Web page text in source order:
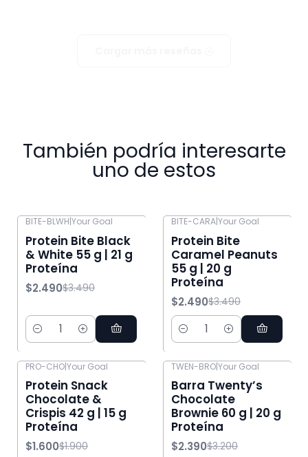
También podría interesarte
uno de estos
BITE-BLWH|Your Goal
Protein Bite Black
& White 55 g | 21 g
Proteína
$2.490$3.490
Cantidad
BITE-CARA|Your Goal
Protein Bite
Caramel Peanuts
55 g | 20 g
Proteína
$2.490$3.490
Cantidad
PRO-CHO|Your Goal
Protein Snack
Chocolate &
Crispis 42 g | 15 g
Proteína
$1.600$1.900
TWEN-BRO|Your Goal
Barra Twenty’s
Chocolate
Brownie 60 g | 20 g
Proteína
$2.390$3.200